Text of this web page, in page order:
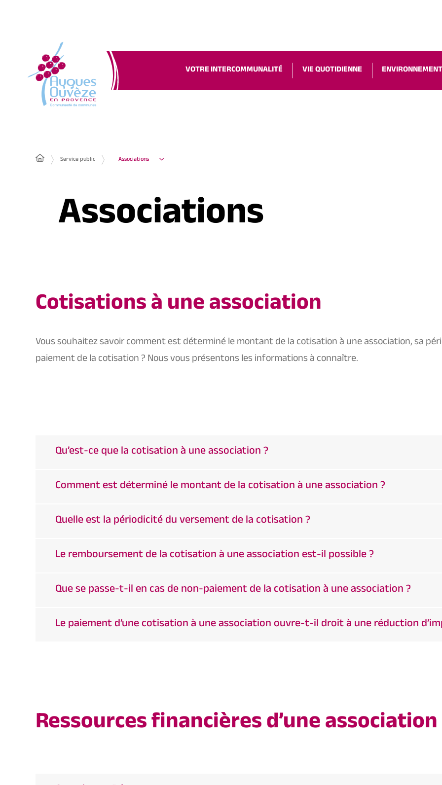
VOTRE INTERCOMMUNALITÉ VIE QUOTIDIENNE ENVIRONNEMENT
Service public Associations
Associations
Cotisations à une association
Vous souhaitez savoir comment est déterminé le montant de la cotisation à une association, sa
paiement de la cotisation ? Nous vous présentons les informations à connaître.
Qu’est-ce que la cotisation à une association ?
Comment est déterminé le montant de la cotisation à une association ?
Quelle est la périodicité du versement de la cotisation ?
Le remboursement de la cotisation à une association est-il possible ?
Que se passe-t-il en cas de non-paiement de la cotisation à une association ?
Le paiement d’une cotisation à une association ouvre-t-il droit à une réduction
Ressources financières d’une association